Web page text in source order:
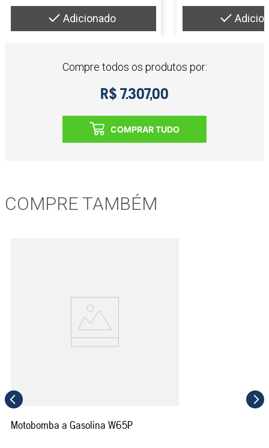
Adicionado
Compre todos os produtos por:
R$ 7.307,00
COMPRAR TUDO
COMPRE TAMBÉM
Motobomba a Gasolina W65P